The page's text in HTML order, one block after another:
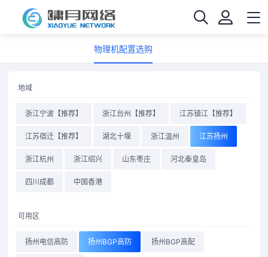
物理机配置选购
地域
浙江宁波【推荐】 浙江台州【推荐】 江苏镇江【推荐】
江苏宿迁【推荐】 湖北十堰 浙江温州 江苏扬州
浙江杭州 浙江绍兴 山东枣庄 河北秦皇岛
四川成都 中国香港
可用区
扬州电信高防 扬州BGP高防 扬州BGP高配